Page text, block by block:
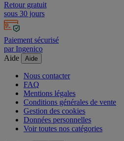
Retour gratuit
sous 30 jours
Paiement sécurisé
par Ingenico
Aide
Aide
Nous contacter
FAQ
Mentions légales
Conditions générales de vente
Gestion des cookies
Données personnelles
Voir toutes nos catégories